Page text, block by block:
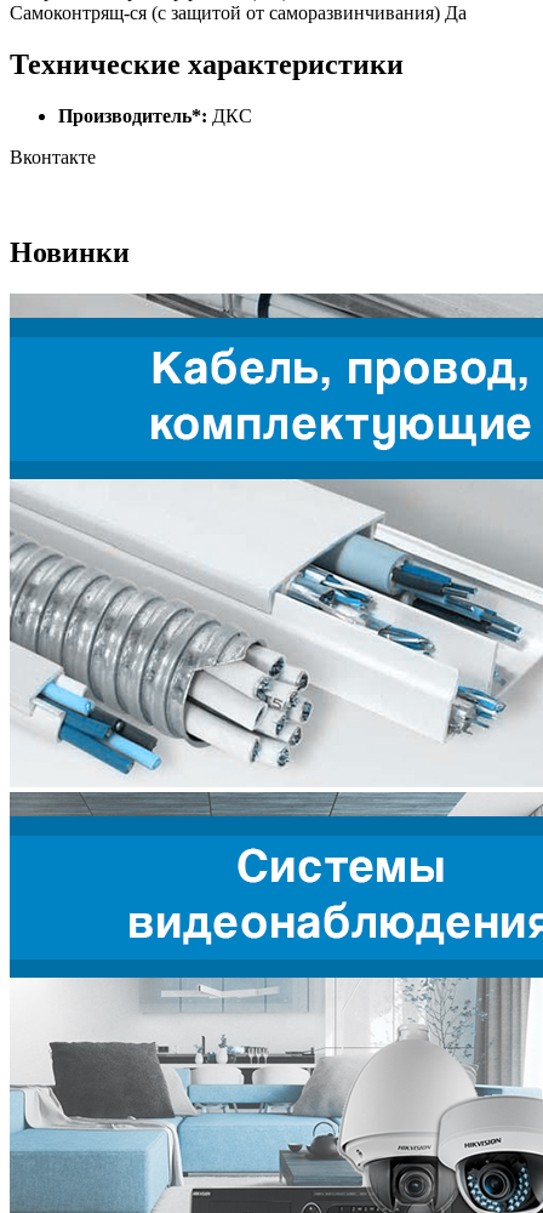
Самоконтрящ-ся (с защитой от саморазвинчивания) Да
Технические характеристики
Производитель*: ДКС
Вконтакте
Новинки